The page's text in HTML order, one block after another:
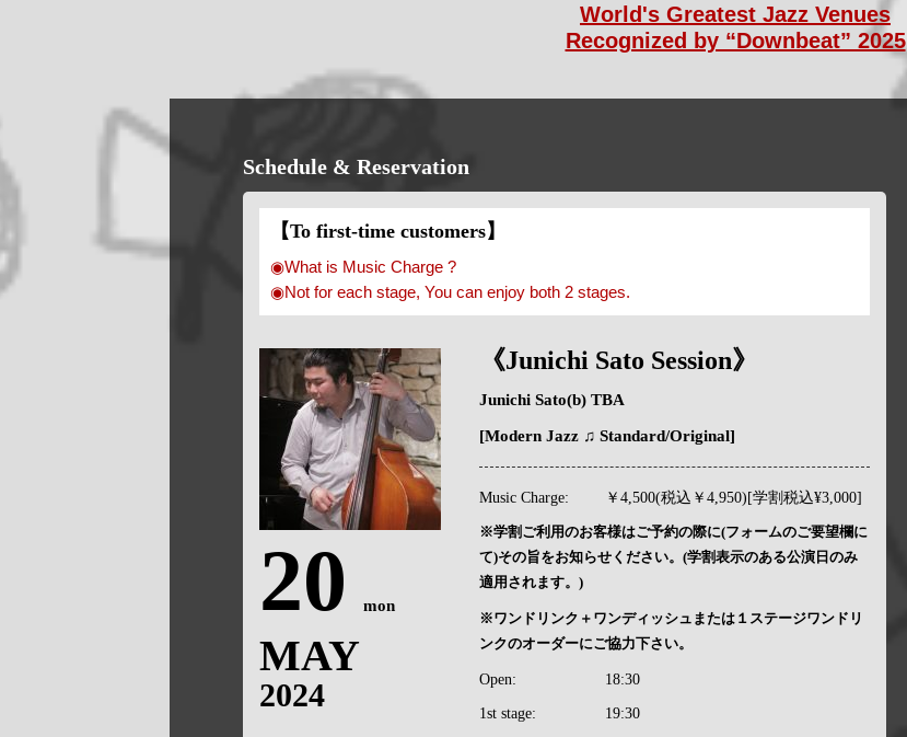
World's Greatest Jazz Venues
Recognized by “Downbeat” 2025
Schedule & Reservation
【To first-time customers】
◉What is Music Charge ?
◉Not for each stage, You can enjoy both 2 stages.
20 mon
MAY
2024
《Junichi Sato Session》
Junichi Sato(b) TBA
[Modern Jazz ♫ Standard/Original]
Music Charge: ￥4,500(税込￥4,950)[学割税込¥3,000]
※学割ご利用のお客様はご予約の際に(フォームのご要望欄に
て)その旨をお知らせください。(学割表示のある公演日のみ
適用されます。)
※ワンドリンク＋ワンディッシュまたは１ステージワンドリ
ンクのオーダーにご協力下さい。
Open: 18:30
1st stage: 19:30